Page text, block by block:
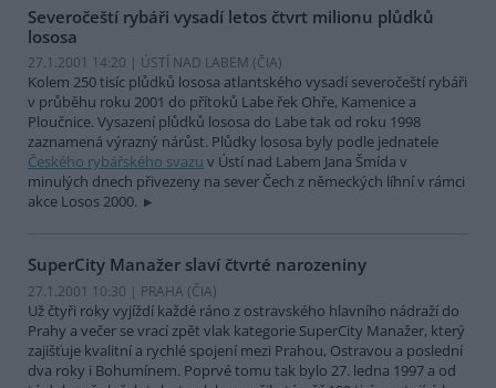
Severočeští rybáři vysadí letos čtvrt milionu plůdků
lososa
27.1.2001 14:20 | ÚSTÍ NAD LABEM (ČIA)
Kolem 250 tisíc plůdků lososa atlantského vysadí severočeští rybáři
v průběhu roku 2001 do přítoků Labe řek Ohře, Kamenice a
Ploučnice. Vysazení plůdků lososa do Labe tak od roku 1998
zaznamená výrazný nárůst. Plůdky lososa byly podle jednatele
Českého rybářského svazu v Ústí nad Labem Jana Šmída v
minulých dnech přivezeny na sever Čech z německých líhní v rámci
akce Losos 2000.
SuperCity Manažer slaví čtvrté narozeniny
27.1.2001 10:30 | PRAHA (ČIA)
Už čtyři roky vyjíždí každé ráno z ostravského hlavního nádraží do
Prahy a večer se vrací zpět vlak kategorie SuperCity Manažer, který
zajišťuje kvalitní a rychlé spojení mezi Prahou, Ostravou a poslední
dva roky i Bohumínem. Poprvé tomu tak bylo 27. ledna 1997 a od